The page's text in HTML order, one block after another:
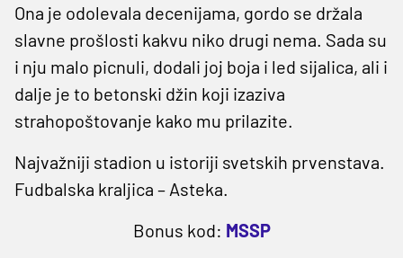
Ona je odolevala decenijama, gordo se držala
slavne prošlosti kakvu niko drugi nema. Sada su
i nju malo picnuli, dodali joj boja i led sijalica, ali i
dalje je to betonski džin koji izaziva
strahopoštovanje kako mu prilazite.
Najvažniji stadion u istoriji svetskih prvenstava.
Fudbalska kraljica – Asteka.
Bonus kod: MSSP